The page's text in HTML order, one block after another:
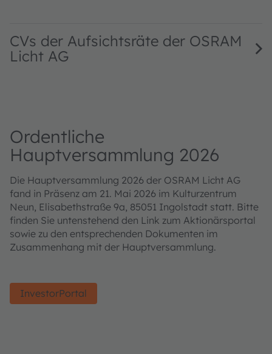
CVs der Aufsichtsräte der OSRAM
Licht AG
Ordentliche
Hauptversammlung 2026
Die Hauptversammlung 2026 der OSRAM Licht AG
fand in Präsenz am 21. Mai 2026 im Kulturzentrum
Neun, Elisabethstraße 9a, 85051 Ingolstadt statt. Bitte
finden Sie untenstehend den Link zum Aktionärsportal
sowie zu den entsprechenden Dokumenten im
Zusammenhang mit der Hauptversammlung.
InvestorPortal